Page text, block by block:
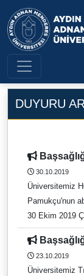
Aydın
DUYURU
30.10.2019
Üniversitemiz
Pamukçu'nun
30 Ekim 2019
Kemalpaşa
defnedilecektir.
başsağlığı
23.10.2019
Üniversitemiz